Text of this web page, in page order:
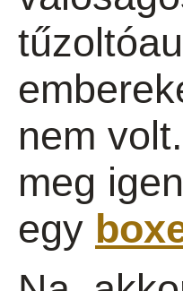
nem
meg
egy